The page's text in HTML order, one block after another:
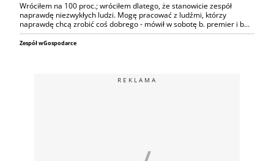
Wróciłem na 100 proc.; wróciłem dlatego, że stanowicie zespół
naprawdę niezwykłych ludzi. Mogę pracować z ludźmi, którzy
naprawdę chcą zrobić coś dobrego - mówił w sobotę b. premier i b…
Zespół wGospodarce
REKLAMA